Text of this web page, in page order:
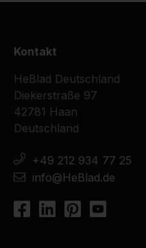
Kontakt
HeBlad Deutschland
Diekerstraße 97
42781 Haan
Deutschland
+49 212 934 77 25
info@HeBlad.de